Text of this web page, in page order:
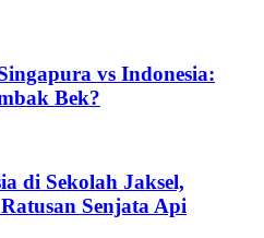
vs Indonesia:
Bek?
di Sekolah Jaksel,
Senjata Api